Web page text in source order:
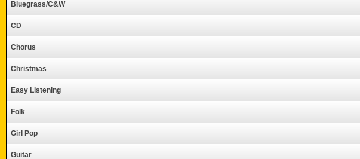
Bluegrass/C&W
CD
Chorus
Christmas
Easy Listening
Folk
Girl Pop
Guitar